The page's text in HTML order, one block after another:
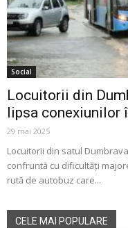
Social
Locuitorii din
lipsa conexiunilor
29 mai 2025
Locuitorii din satul
confruntă cu dificultăți
rută de autobuz care...
CELE MAI POPULARE